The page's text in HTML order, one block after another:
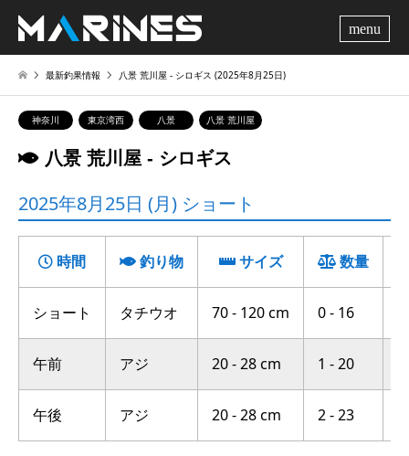
最新釣果情報 八景 荒川屋 ‐ シロギス (2025年8月25日)
神奈川 東京湾西 八景 八景 荒川屋
八景 荒川屋 ‐ シロギス
2025年8月25日 (月) ショート
時間 釣り物 サイズ 数量
ショート タチウオ 70 - 120 cm 0 - 16
午前 アジ 20 - 28 cm 1 - 20
午後 アジ 20 - 28 cm 2 - 23